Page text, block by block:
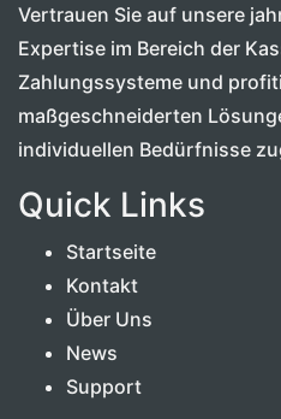
Vertrauen Sie auf unsere
Expertise im Bereich der
Zahlungssysteme und
maßgeschneiderten
individuellen Bedürfnisse
Quick Links
Startseite
Kontakt
Über Uns
News
Support